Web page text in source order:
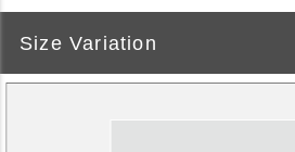
Size Variation